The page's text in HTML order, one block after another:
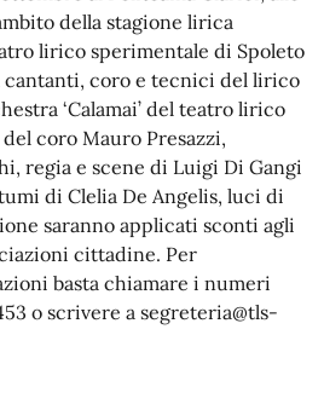
della stagione lirica
lirico sperimentale di Spoleto
cantanti, coro e tecnici del lirico
‘Calamai’ del teatro lirico
coro Mauro Presazzi,
regia e scene di Luigi Di Gangi
di Clelia De Angelis, luci di
saranno applicati sconti agli
cittadine. Per
basta chiamare i numeri
o scrivere a segreteria@tls-